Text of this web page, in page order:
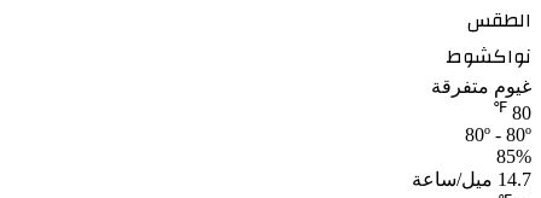
الطقس
نواكشوط
غيوم متفرقة
80
℉
80º - 80º
85%
14.7 ميل/ساعة